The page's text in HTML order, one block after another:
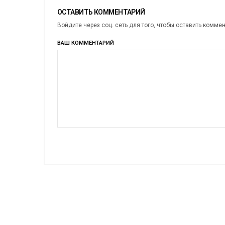
ОСТАВИТЬ КОММЕНТАРИЙ
Войдите через соц. сеть для того, чтобы оставить
ВАШ КОММЕНТАРИЙ